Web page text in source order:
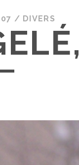
/ DIVERS